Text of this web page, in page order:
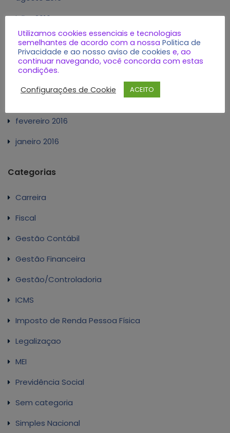
julho 2016
junho 2016
maio 2016
fevereiro 2016
janeiro 2016
Categorias
Carreira
Fiscal
Gestão Contábil
Gestão Financeira
Gestão/Controladoria
ICMS
Imposto de Renda Pessoa Física
Legalizaçao
MEI
Previdência Social
Sem categoria
Simples Nacional
Utilizamos cookies essenciais e tecnologias
semelhantes de acordo com a nossa Politica de
Privacidade e ao nosso aviso de cookies e, ao
continuar navegando, você concorda com estas
condições.
Configurações de Cookie
ACEITO